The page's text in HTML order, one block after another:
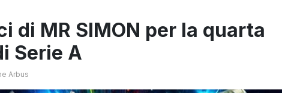
di MR SIMON per la quarta
Serie A
Arbus